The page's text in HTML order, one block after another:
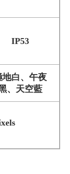
IP53
地白、午夜
、天空藍